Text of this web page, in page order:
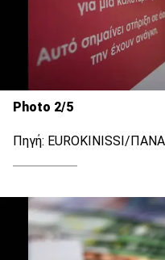
Photo 2/5
Πηγή: EUROKINISSI/